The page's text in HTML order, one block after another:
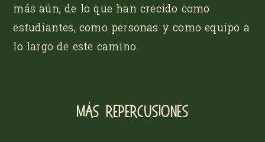
más aún, de lo que han crecido como
estudiantes, como personas y como equipo a
lo largo de este camino.
Más repercusiones